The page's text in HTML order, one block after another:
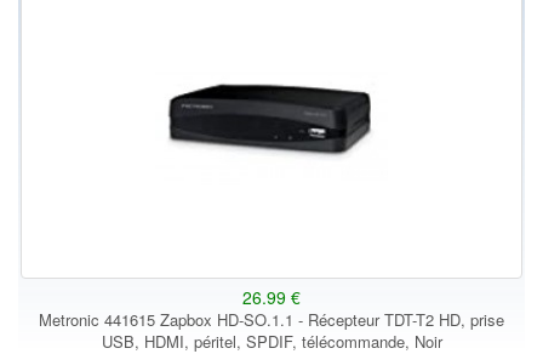
26.99 €
Metronic 441615 Zapbox HD-SO.1.1 - Récepteur TDT-T2 HD, prise
USB, HDMI, péritel, SPDIF, télécommande, Noir